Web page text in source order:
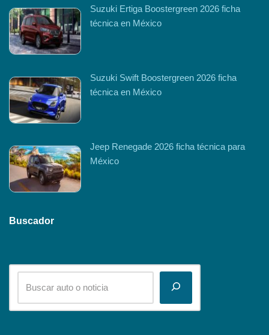
Suzuki Ertiga Boostergreen 2026 ficha
técnica en México
Suzuki Swift Boostergreen 2026 ficha
técnica en México
Jeep Renegade 2026 ficha técnica para
México
Buscador